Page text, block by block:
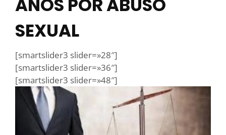
AÑOS POR ABUSO
SEXUAL
[smartslider3 slider=»28″]
[smartslider3 slider=»36″]
[smartslider3 slider=»48″]